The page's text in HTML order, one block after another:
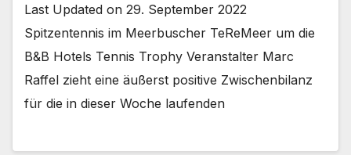
Last Updated on 29. September 2022
Spitzentennis im Meerbuscher TeReMeer um die
B&B Hotels Tennis Trophy Veranstalter Marc
Raffel zieht eine äußerst positive Zwischenbilanz
für die in dieser Woche laufenden